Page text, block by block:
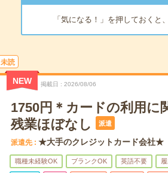
「気になる！」を押しておくと
未読
NEW 掲載日 2026/08/06
1750円＊カードの利用に
残業ほぼなし
派遣
派遣先 ★大手のクレジットカード会社★
職種未経験OK ブランクOK 英語不要